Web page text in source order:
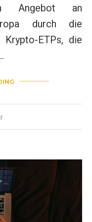
Angebot an
durch die
Krypto-ETPs, die